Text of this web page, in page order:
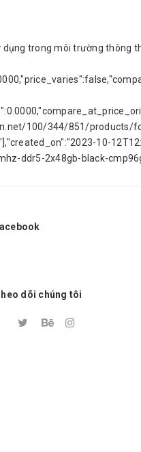
dụng trong môi trường thông
100/344/851/products/
10-
ddr5-2x48gb-black-
dõi chúng tôi